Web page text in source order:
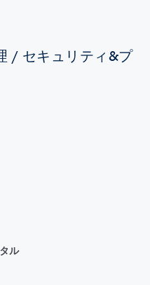
/ セキュリティ&プ
ル